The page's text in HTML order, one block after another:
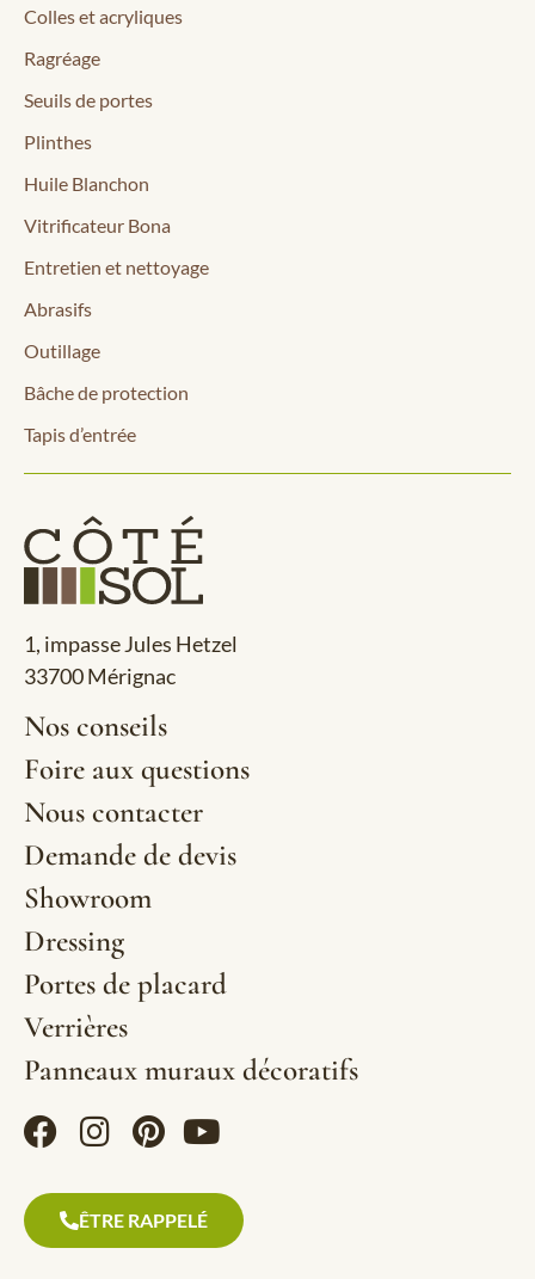
Colles et acryliques
Ragréage
Seuils de portes
Plinthes
Huile Blanchon
Vitrificateur Bona
Entretien et nettoyage
Abrasifs
Outillage
Bâche de protection
Tapis d’entrée
1, impasse Jules Hetzel
33700 Mérignac
Nos conseils
Foire aux questions
Nous contacter
Demande de devis
Showroom
Dressing
Portes de placard
Verrières
Panneaux muraux décoratifs
ÊTRE RAPPELÉ